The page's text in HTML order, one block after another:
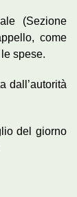
(Sezione
come
spese.
dall’autorità
del giorno